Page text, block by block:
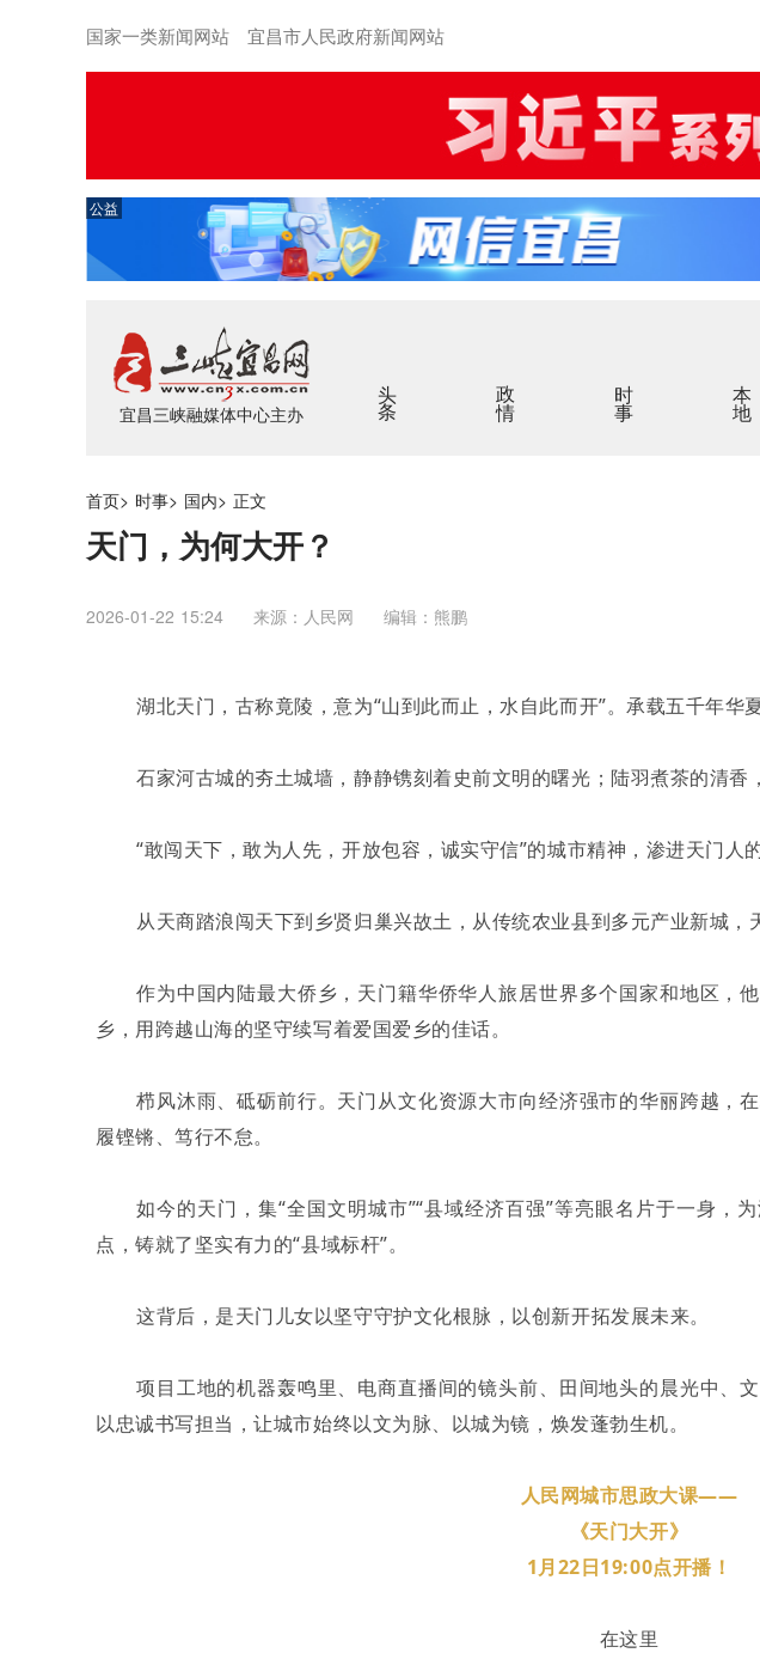
国家一类新闻网站 宜昌市人民政府新闻网站
公益
宜昌三峡融媒体中心主办
头条 政情 时事 本地
首页> 时事> 国内> 正文
天门，为何大开？
2026-01-22 15:24 来源：人民网 编辑：熊鹏
湖北天门，古称竟陵，意为“山到此而止，水自此而开”。承载五千年华
石家河古城的夯土城墙，静静镌刻着史前文明的曙光；陆羽煮茶的清香
“敢闯天下，敢为人先，开放包容，诚实守信”的城市精神，渗进天门人
从天商踏浪闯天下到乡贤归巢兴故土，从传统农业县到多元产业新城，
作为中国内陆最大侨乡，天门籍华侨华人旅居世界多个国家和地区，
乡，用跨越山海的坚守续写着爱国爱乡的佳话。
栉风沐雨、砥砺前行。天门从文化资源大市向经济强市的华丽跨越，
履铿锵、笃行不怠。
如今的天门，集“全国文明城市”“县域经济百强”等亮眼名片于一身，
点，铸就了坚实有力的“县域标杆”。
这背后，是天门儿女以坚守守护文化根脉，以创新开拓发展未来。
项目工地的机器轰鸣里、电商直播间的镜头前、田间地头的晨光中、
以忠诚书写担当，让城市始终以文为脉、以城为镜，焕发蓬勃生机。
人民网城市思政大课——
《天门大开》
1月22日19:00点开播！
在这里